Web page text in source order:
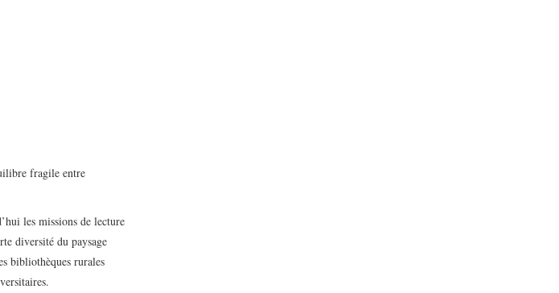
fragile entre
les missions de lecture
diversité du paysage
bibliothèques rurales